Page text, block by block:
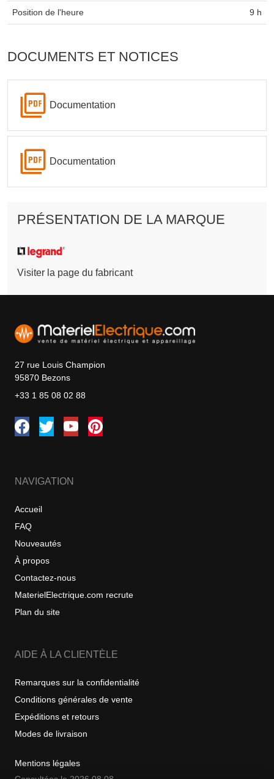
Position de l'heure 9 h
DOCUMENTS ET NOTICES
Documentation
Documentation
PRÉSENTATION DE LA MARQUE
Visiter la page du fabricant
27 rue Louis Champion
95870 Bezons
+33 1 85 08 02 88
NAVIGATION
Accueil
FAQ
Nouveautés
À propos
Contactez-nous
MaterielElectrique.com recrute
Plan du site
AIDE À LA CLIENTÈLE
Remarques sur la confidentialité
Conditions générales de vente
Expéditions et retours
Modes de livraison
Mentions légales